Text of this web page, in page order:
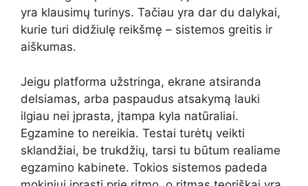
yra klausimų turinys. Tačiau yra dar du dalykai,
kurie turi didžiulę reikšmę – sistemos greitis ir
aiškumas.
Jeigu platforma užstringa, ekrane atsiranda
delsiamas, arba paspaudus atsakymą lauki
ilgiau nei įprasta, įtampa kyla natūraliai.
Egzamine to nereikia. Testai turėtų veikti
sklandžiai, be trukdžių, tarsi tu būtum realiame
egzamino kabinete. Tokios sistemos padeda